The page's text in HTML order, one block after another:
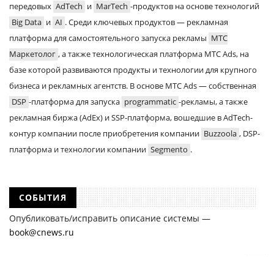
передовых AdTech и MarTech -продуктов на основе технологий
Big Data и AI . Среди ключевых продуктов — рекламная
платформа для самостоятельного запуска рекламы МТС
Маркетолог , а также технологическая платформа МТС Ads, на
базе которой развиваются продукты и технологии для крупного
бизнеса и рекламных агентств. В основе МТС Ads — собственная
DSP -платформа для запуска programmatic -рекламы, а также
рекламная биржа (AdEx) и SSP-платформа, вошедшие в AdTech-
контур компании после приобретения компании Buzzoola , DSP-
платформа и технологии компании Segmento .
СОБЫТИЯ
Опубликовать/исправить описание системы —
book@cnews.ru